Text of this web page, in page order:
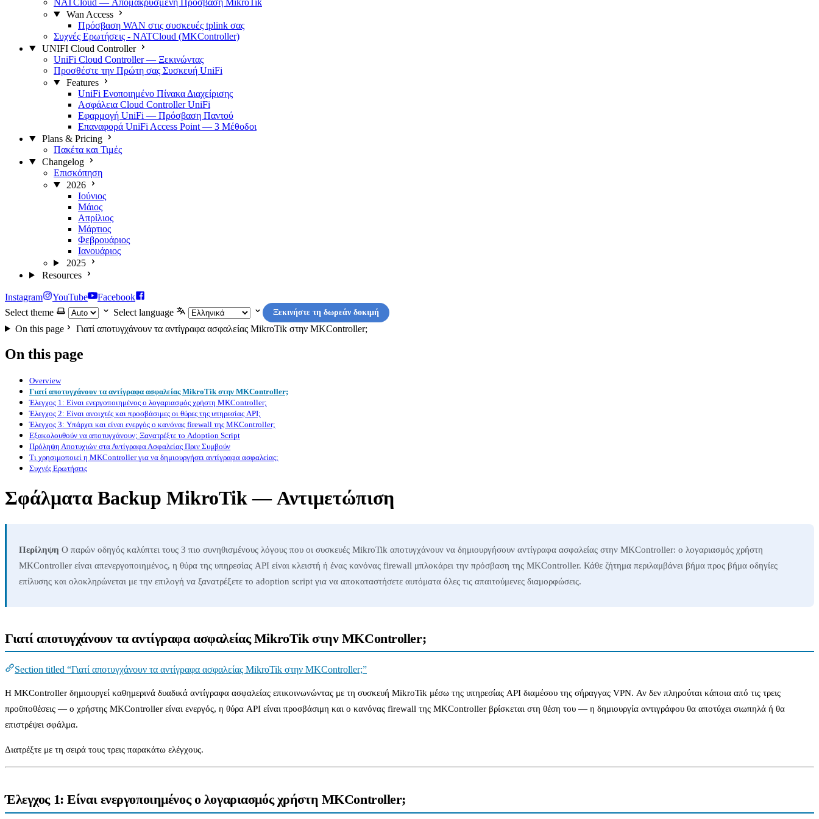
Wan Access
Πρόσβαση WAN στις συσκευές tplink σας
Συχνές Ερωτήσεις - NATCloud (MKController)
UNIFI Cloud Controller
UniFi Cloud Controller — Ξεκινώντας
Προσθέστε την Πρώτη σας Συσκευή UniFi
Features
UniFi Ενοποιημένο Πίνακα Διαχείρισης
Ασφάλεια Cloud Controller UniFi
Εφαρμογή UniFi — Πρόσβαση Παντού
Επαναφορά UniFi Access Point — 3 Μέθοδοι
Plans & Pricing
Πακέτα και Τιμές
Changelog
Επισκόπηση
2026
Ιούνιος
Μάιος
Απρίλιος
Μάρτιος
Φεβρουάριος
Ιανουάριος
2025
Resources
Instagram YouTube
Facebook
Select theme
Select language Ξεκινήστε τη δωρεάν δοκιμή
On this page Γιατί αποτυγχάνουν τα αντίγραφα ασφαλείας MikroTik στην MKController;
On this page
Overview
Γιατί αποτυγχάνουν τα αντίγραφα ασφαλείας MikroTik στην MKController;
Έλεγχος 1: Είναι ενεργοποιημένος ο λογαριασμός χρήστη MKController;
Έλεγχος 2: Είναι ανοιχτές και προσβάσιμες οι θύρες της υπηρεσίας API;
Έλεγχος 3: Υπάρχει και είναι ενεργός ο κανόνας firewall της MKController;
Εξακολουθούν να αποτυγχάνουν; Ξανατρέξτε το Adoption Script
Πρόληψη Αποτυχιών στα Αντίγραφα Ασφαλείας Πριν Συμβούν
Τι χρησιμοποιεί η MKController για να δημιουργήσει αντίγραφα ασφαλείας;
Συχνές Ερωτήσεις
Σφάλματα Backup MikroTik — Αντιμετώπιση
Περίληψη Ο παρών οδηγός καλύπτει τους 3 πιο συνηθισμένους λόγους που οι συσκευές MikroTik αποτυγχάνουν να δημιουργήσουν αντίγραφα ασφαλείας στην MKController: ο λογαριασμός χρήστη
MKController είναι απενεργοποιημένος, η θύρα της υπηρεσίας API είναι κλειστή ή ένας κανόνας firewall μπλοκάρει την πρόσβαση της MKController. Κάθε ζήτημα περιλαμβάνει βήμα προς βήμα οδηγίες
επίλυσης και ολοκληρώνεται με την επιλογή να ξανατρέξετε το adoption script για να αποκαταστήσετε αυτόματα όλες τις απαιτούμενες διαμορφώσεις.
Γιατί αποτυγχάνουν τα αντίγραφα ασφαλείας MikroTik στην MKController;
Section titled “Γιατί αποτυγχάνουν τα αντίγραφα ασφαλείας MikroTik στην MKController;”
Η MKController δημιουργεί καθημερινά δυαδικά αντίγραφα ασφαλείας επικοινωνώντας με τη συσκευή MikroTik μέσω της υπηρεσίας API διαμέσου της σήραγγας VPN. Αν δεν πληρούται κάποια από τις τρεις
προϋποθέσεις — ο χρήστης MKController είναι ενεργός, η θύρα API είναι προσβάσιμη και ο κανόνας firewall της MKController βρίσκεται στη θέση του — η δημιουργία αντιγράφου θα αποτύχει σιωπηλά ή θα
επιστρέψει σφάλμα.
Διατρέξτε με τη σειρά τους τρεις παρακάτω ελέγχους.
Έλεγχος 1: Είναι ενεργοποιημένος ο λογαριασμός χρήστη MKController;